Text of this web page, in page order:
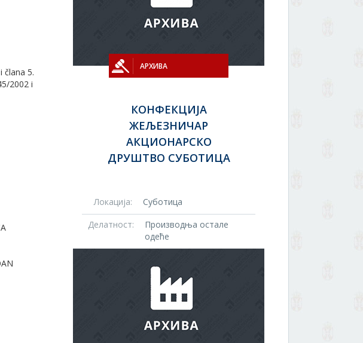
člana 5.
2002 i
АРХИВА
КОНФЕКЦИЈА
ЖЕЉЕЗНИЧАР
АКЦИОНАРСКО
ДРУШТВО СУБОТИЦА
Локација:
Суботица
Делатност:
Производња остале
одеће